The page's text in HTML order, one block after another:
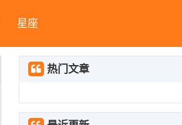
星座
热门文章